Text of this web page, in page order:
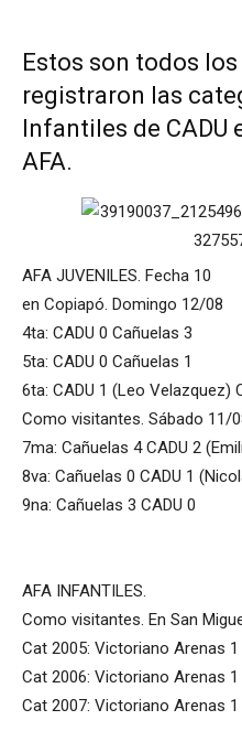
Estos son todos
registraron las
Infantiles de CADU
AFA.
AFA JUVENILES. Fecha 10
en Copiapó. Domingo 12/08
4ta: CADU 0 Cañuelas 3
5ta: CADU 0 Cañuelas 1
6ta: CADU 1 (Leo Velazquez)
Como visitantes. Sábado 11/
7ma: Cañuelas 4 CADU 2
8va: Cañuelas 0 CADU 1
9na: Cañuelas 3 CADU 0
AFA INFANTILES.
Como visitantes. En San
Cat 2005: Victoriano Arenas
Cat 2006: Victoriano Arenas
Cat 2007: Victoriano Arenas 1